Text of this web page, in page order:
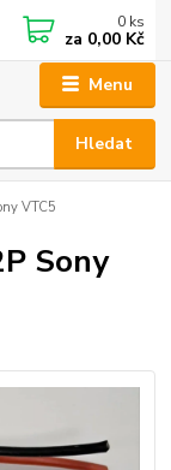
Menu
Hledat
0 ks
za 0,00 Kč
VTC5
Sony